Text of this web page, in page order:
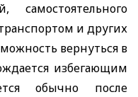
и других
вернуться в
избегающим
обычно после